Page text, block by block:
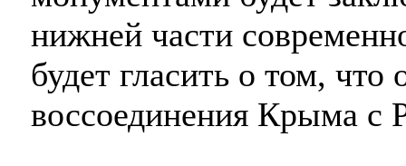
нижней части
будет гласить о том, что
воссоединения Крыма с